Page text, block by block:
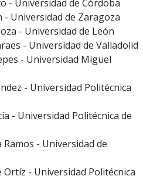
- Universidad de Córdoba
- Universidad de Zaragoza
- Universidad de León
- Universidad de Valladolid
- Universidad Miguel
- Universidad Politécnica
- Universidad Politécnica de
Ramos - Universidad de
Ortíz - Universidad Politécnica